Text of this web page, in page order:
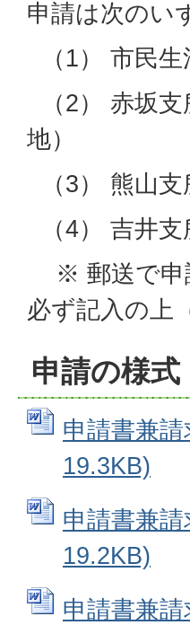
申請は次のい
（1） 市民
（2） 赤坂
地）
（3） 熊山
（4） 吉井
※ 郵送で申
必ず記入の上
申請の様
申請書兼
19.3KB)
申請書兼
19.2KB)
申請書兼